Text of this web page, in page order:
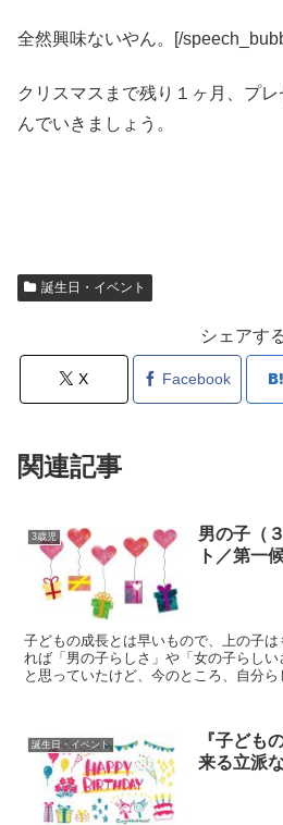
全然興味ないやん。[/
クリスマスまで残り１ヶ月、プ
んでいきましょう。
誕生日・イベント
シェアす
X Facebook
関連記事
3歳児
男の子（
ト／第一
子どもの成長とは早いもので、上の子
れば「男の子らしさ」や「女の子らし
と思っていたけど、今のところ、自分ら
誕生日・イベント
『子ども
来る立派